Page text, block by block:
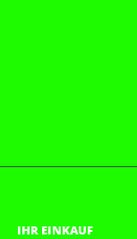
IHR EINKAUF